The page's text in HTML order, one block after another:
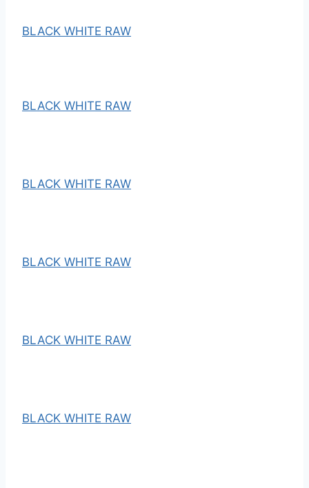
BLACK WHITE RAW
BLACK WHITE RAW
BLACK WHITE RAW
BLACK WHITE RAW
BLACK WHITE RAW
BLACK WHITE RAW